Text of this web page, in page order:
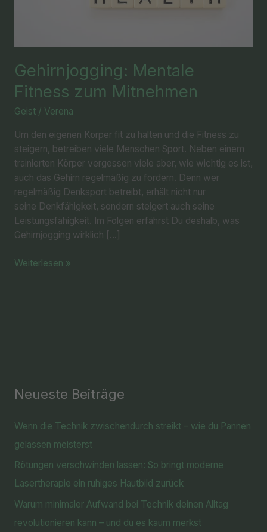
Gehirnjogging: Mentale
Fitness zum Mitnehmen
Geist/ Verena
Um den eigenen Körper fit zu halten und die Fitness zu
steigern, betreiben viele Menschen Sport. Neben einem
trainierten Körper vergessen viele aber, wie wichtig es ist,
auch das Gehirn regelmäßig zu fordern. Denn wer
regelmäßig Denksport betreibt, erhält nicht nur
seine Denkfähigkeit, sondern steigert auch seine
Leistungsfähigkeit. Im Folgen erfährst Du deshalb, was
Gehirnjogging wirklich […]
Weiterlesen »
Neueste Beiträge
Wenn die Technik zwischendurch streikt – wie du Pannen
gelassen meisterst
Rötungen verschwinden lassen: So bringt moderne
Lasertherapie ein ruhiges Hautbild zurück
Warum minimaler Aufwand bei Technik deinen Alltag
revolutionieren kann – und du es kaum merkst